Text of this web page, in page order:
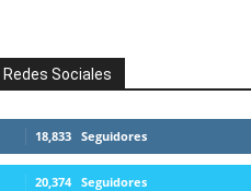
Redes Sociales
18,833 Seguidores
20,374 Seguidores